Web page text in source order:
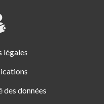
légales
données